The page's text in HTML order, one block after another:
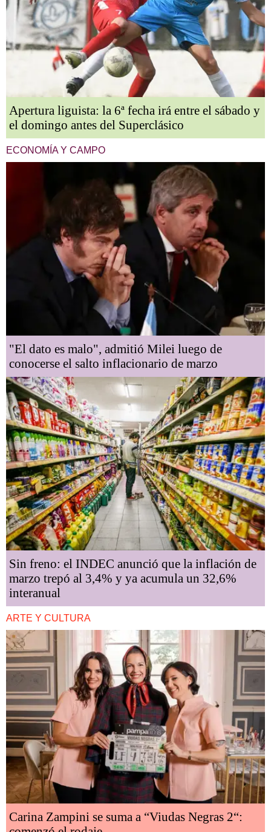
Apertura liguista: la 6ª fecha irá entre el sábado y
el domingo antes del Superclásico
ECONOMÍA Y CAMPO
"El dato es malo", admitió Milei luego de
conocerse el salto inflacionario de marzo
Sin freno: el INDEC anunció que la inflación de
marzo trepó al 3,4% y ya acumula un 32,6%
interanual
ARTE Y CULTURA
Carina Zampini se suma a “Viudas Negras 2“: